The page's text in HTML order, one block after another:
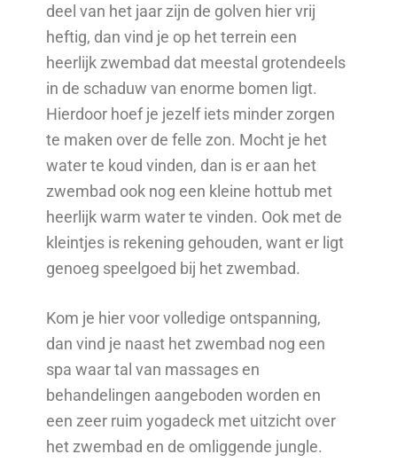
deel van het jaar zijn de golven hier vrij
heftig, dan vind je op het terrein een
heerlijk zwembad dat meestal grotendeels
in de schaduw van enorme bomen ligt.
Hierdoor hoef je jezelf iets minder zorgen
te maken over de felle zon. Mocht je het
water te koud vinden, dan is er aan het
zwembad ook nog een kleine hottub met
heerlijk warm water te vinden. Ook met de
kleintjes is rekening gehouden, want er ligt
genoeg speelgoed bij het zwembad.
Kom je hier voor volledige ontspanning,
dan vind je naast het zwembad nog een
spa waar tal van massages en
behandelingen aangeboden worden en
een zeer ruim yogadeck met uitzicht over
het zwembad en de omliggende jungle.